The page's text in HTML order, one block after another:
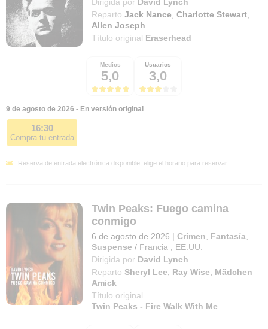
Reparto Jack Nance ,Charlotte Stewart
Allen Joseph
Título original Eraserhead
Medios
5,0
Usuarios
3,0
9 de agosto de 2026 - En versión original
16:30
Compra tu entrada
Reserva de entrada electrónica disponible, elige el horario para reservar
Twin Peaks: Fuego camina
conmigo
6 de agosto de 2026 | Crimen Fantasía
Suspense / Francia
EE.UU.
Dirigida por David Lynch
Reparto Sheryl Lee Ray Wise
Mädchen
Amick
Título original
Twin Peaks - Fire Walk With Me